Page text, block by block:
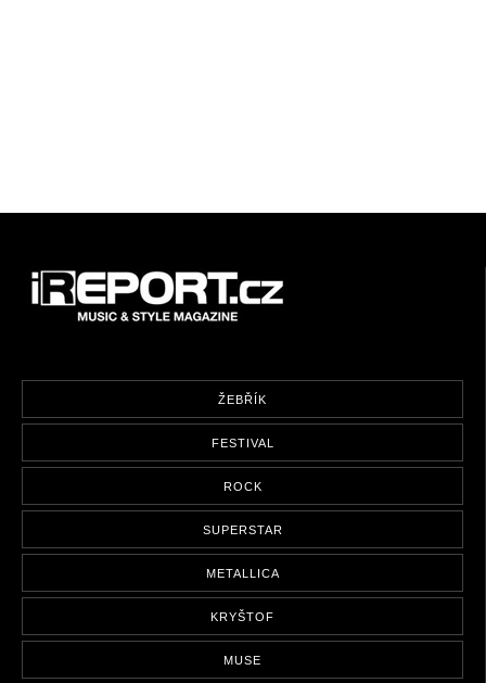
ŽEBŘÍK
FESTIVAL
ROCK
SUPERSTAR
METALLICA
KRYŠTOF
MUSE